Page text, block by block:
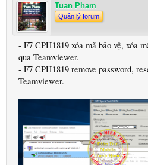
Tuan Pham
Quản lý forum
- F7 CPH1819 xóa mã bảo vệ, xóa
qua Teamviewer.
- F7 CPH1819 remove password,
Teamviewer.